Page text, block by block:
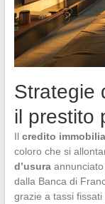
Strategie
il prestito
Il credito
coloro che si
d’usuraannunciato
dalla Banca di
grazie a tassi fissati